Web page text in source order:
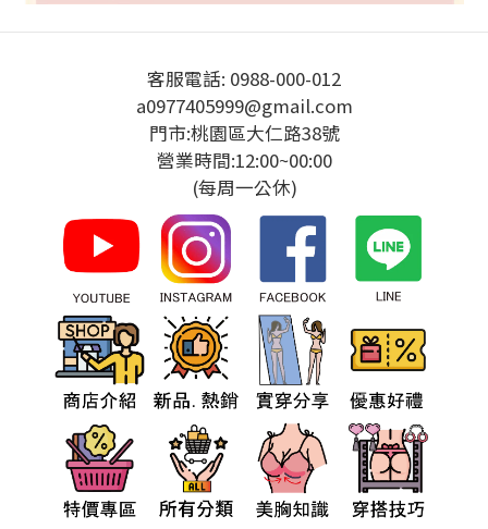
客服電話: 0988-000-012
a0977405999@gmail.com
門市:桃園區大仁路38號
營業時間:12:00~00:00
(每周一公休)